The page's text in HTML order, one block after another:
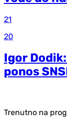
21
20
Igor
ponos
Trenutno na